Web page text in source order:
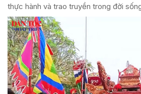
thực hành và trao truyền trong đời